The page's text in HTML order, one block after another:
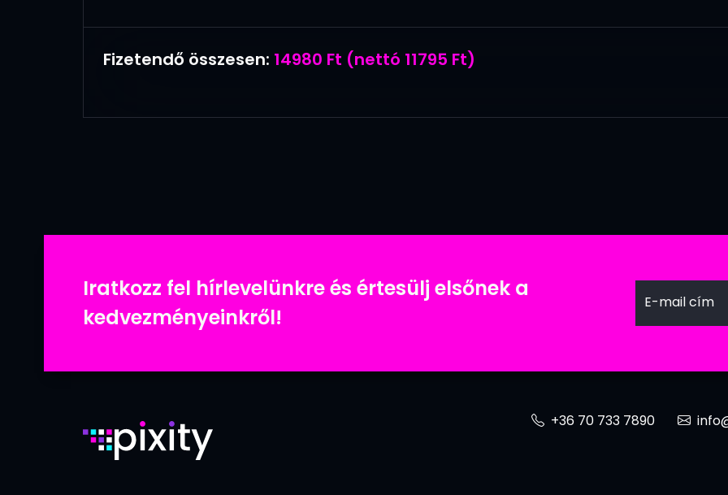
Fizetendő összesen: 14980 Ft (nettó 11795 Ft)
Iratkozz fel hírlevelünkre és értesülj elsőnek a
kedvezményeinkről!
E-mail cím
+36 70 733 7890